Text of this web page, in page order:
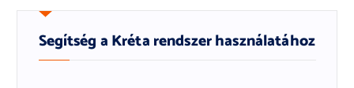
Segítség a Kréta rendszer használatához